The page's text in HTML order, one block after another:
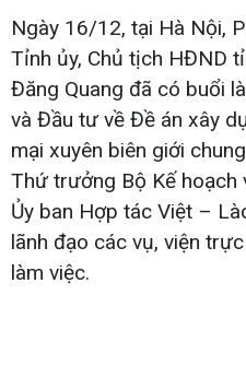
Ngày 16/12, tại Hà Nội,
Tỉnh ủy, Chủ tịch HĐND
Đăng Quang đã có buổi
và Đầu tư về Đề án xây
mại xuyên biên giới
Thứ trưởng Bộ Kế hoạch
Ủy ban Hợp tác Việt –
lãnh đạo các vụ, viện
làm việc.